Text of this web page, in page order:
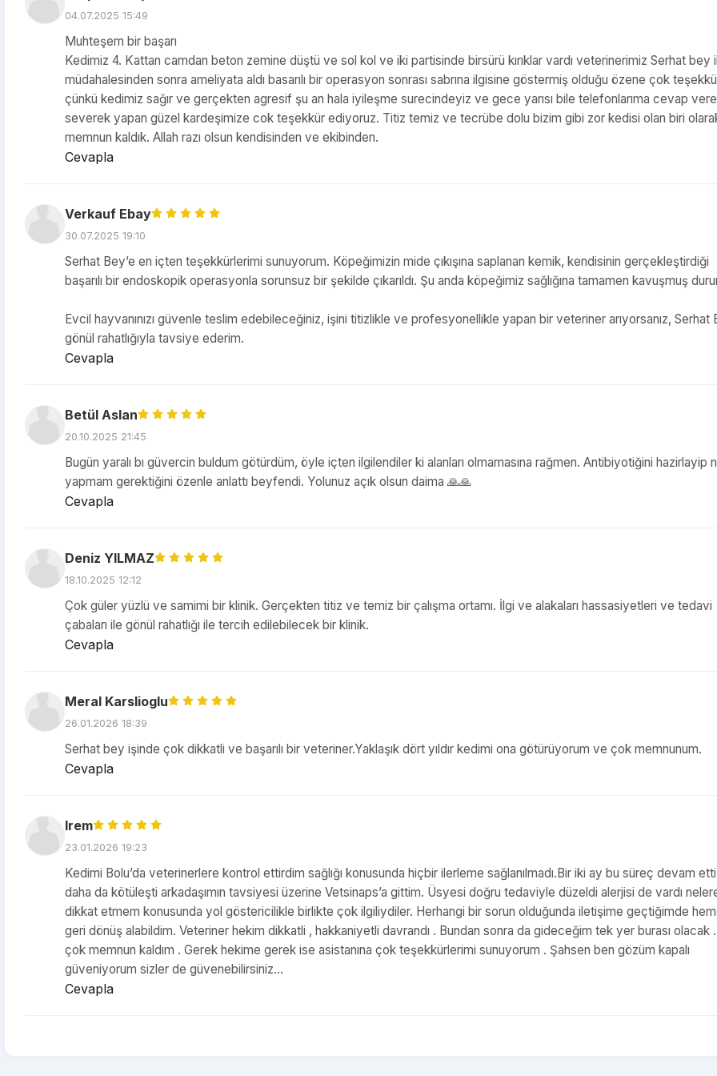
04.07.2025 15:49
Muhteşem bir başarı
Kedimiz 4. Kattan camdan beton zemine düştü ve sol kol ve iki partisinde birsürü kırıklar vardı veterinerimiz Serhat bey
müdahalesinden sonra ameliyata aldı basarılı bir operasyon sonrası sabrına ilgisine göstermiş olduğu özene çok
çünkü kedimiz sağır ve gerçekten agresif şu an hala iyileşme surecindeyiz ve gece yarısı bile telefonlarıma cevap
severek yapan güzel kardeşimize cok teşekkür ediyoruz. Titiz temiz ve tecrübe dolu bizim gibi zor kedisi olan biri
memnun kaldık. Allah razı olsun kendisinden ve ekibinden.
Cevapla
Verkauf Ebay
30.07.2025 19:10
Serhat Bey’e en içten teşekkürlerimi sunuyorum. Köpeğimizin mide çıkışına saplanan kemik, kendisinin gerçekleştirdiği
başarılı bir endoskopik operasyonla sorunsuz bir şekilde çıkarıldı. Şu anda köpeğimiz sağlığına tamamen kavuşmuş
Evcil hayvanınızı güvenle teslim edebileceğiniz, işini titizlikle ve profesyonellikle yapan bir veteriner arıyorsanız, Serhat
gönül rahatlığıyla tavsiye ederim.
Cevapla
Betül Aslan
20.10.2025 21:45
Bugün yaralı bı güvercin buldum götürdüm, öyle içten ilgilendiler ki alanları olmamasına rağmen. Antibiyotiğini hazirlayip
yapmam gerektiğini özenle anlattı beyfendi. Yolunuz açık olsun daima 🙏🙏
Cevapla
Deniz YILMAZ
18.10.2025 12:12
Çok güler yüzlü ve samimi bir klinik. Gerçekten titiz ve temiz bir çalışma ortamı. İlgi ve alakaları hassasiyetleri ve tedavi
çabaları ile gönül rahatlığı ile tercih edilebilecek bir klinik.
Cevapla
Meral Karslioglu
26.01.2026 18:39
Serhat bey işinde çok dikkatli ve başarılı bir veteriner.Yaklaşık dört yıldır kedimi ona götürüyorum ve çok memnunum.
Cevapla
Irem
23.01.2026 19:23
Kedimi Bolu’da veterinerlere kontrol ettirdim sağlığı konusunda hiçbir ilerleme sağlanılmadı.Bir iki ay bu süreç devam
daha da kötüleşti arkadaşımın tavsiyesi üzerine Vetsinaps’a gittim. Üsyesi doğru tedaviyle düzeldi alerjisi de vardı
dikkat etmem konusunda yol göstericilikle birlikte çok ilgiliydiler. Herhangi bir sorun olduğunda iletişime geçtiğimde
geri dönüş alabildim. Veteriner hekim dikkatli , hakkaniyetli davrandı . Bundan sonra da gideceğim tek yer burası olacak
çok memnun kaldım . Gerek hekime gerek ise asistanına çok teşekkürlerimi sunuyorum . Şahsen ben gözüm kapalı
güveniyorum sizler de güvenebilirsiniz…
Cevapla